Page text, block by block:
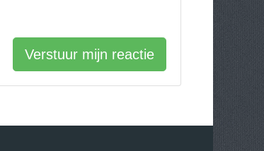
Verstuur mijn reactie